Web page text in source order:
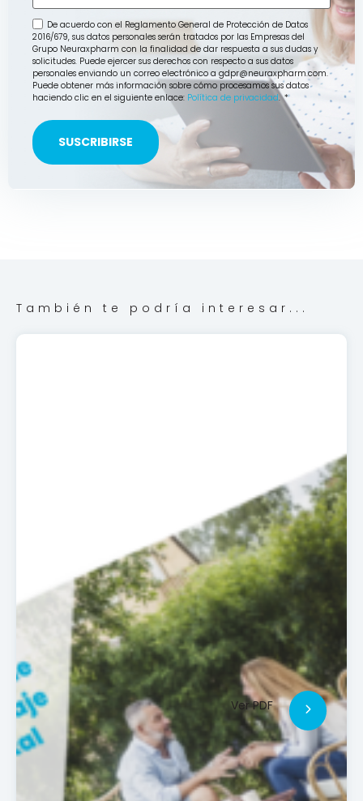
De acuerdo con el Reglamento General de Protección de Datos
2016/679, sus datos personales serán tratados por las Empresas del
Grupo Neuraxpharm con la finalidad de dar respuesta a sus dudas y
solicitudes. Puede ejercer sus derechos con respecto a sus datos
personales enviando un correo electrónico a gdpr@neuraxpharm.com.
Puede obtener más información sobre cómo procesamos sus datos
haciendo clic en el siguiente enlace: Política de privacidad. *
También te podría interesar...
Ver PDF